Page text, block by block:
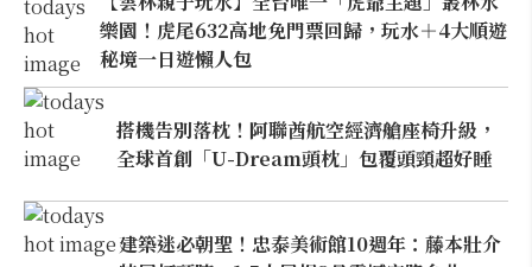
樂園！虎尾632高地免門票回歸，玩水＋4大順遊
秘境一日遊懶人包
搭機告別落枕！阿聯酋航空經濟艙座椅升級，
全球首創「U-Dream頭枕」包覆頭頸超好睡
建築迷必朝聖！忠泰美術館10週年：藤本壯介